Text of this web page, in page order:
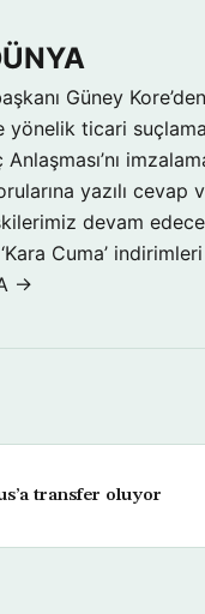
Güney Kore’den
yönelik ticari
yazılı cevap
devam
Cuma’
→
transfer oluyor